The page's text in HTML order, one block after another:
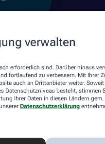
verwalten
erforderlich sind. Darüber hinaus
fortlaufend zu verbessern. Mit Ihrer
auch an Drittanbieter weiter. Soweit
Datenschutzniveau besteht, stimmen
Ihrer Daten in diesen Ländern
Datenschutzerklärung